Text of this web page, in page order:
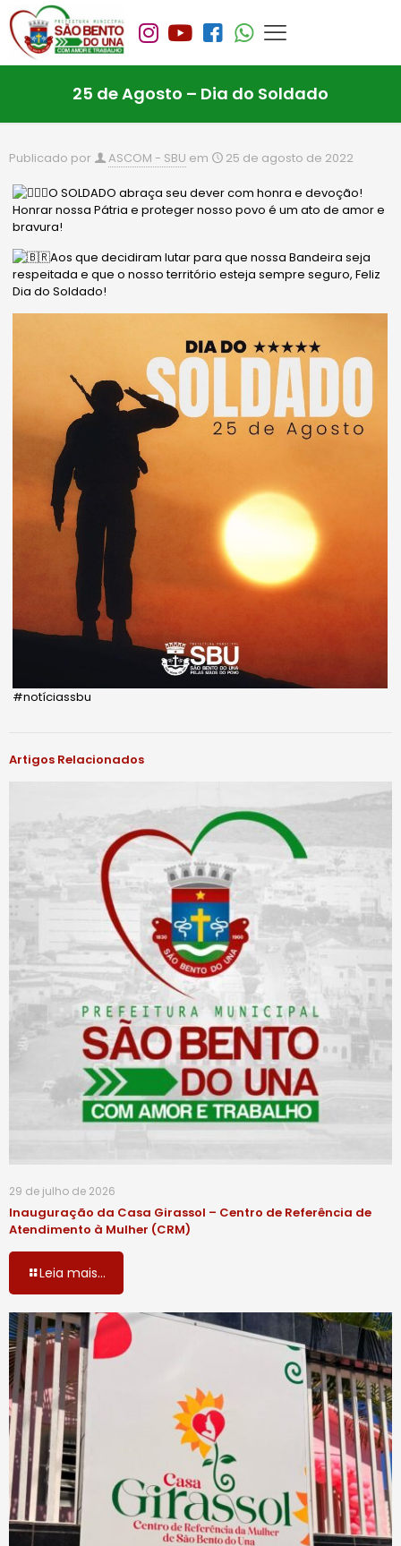
25 de Agosto – Dia do Soldado
Publicado por ASCOM - SBU em 25 de agosto de 2022
O SOLDADO abraça seu dever com honra e devoção!
Honrar nossa Pátria e proteger nosso povo é um ato de amor e
bravura!
Aos que decidiram lutar para que nossa Bandeira seja
respeitada e que o nosso território esteja sempre seguro, Feliz
Dia do Soldado!
#notíciassbu
Artigos Relacionados
29 de julho de 2026
Inauguração da Casa Girassol – Centro de Referência de
Atendimento à Mulher (CRM)
Leia mais...